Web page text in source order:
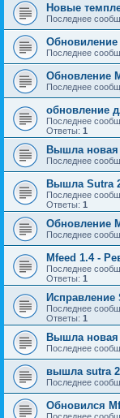
Новые
Последнее
Обновиление
Последнее
Обновление
Последнее
обновление
Последнее
Ответы: 1
Вышла новая
Последнее
Вышла Sutra
Последнее
Ответы: 1
Обновление
Последнее
Mfeed 1.4 -
Последнее
Ответы: 1
Исправление
Последнее
Ответы: 1
Вышла новая
Последнее
вышла sutra
Последнее
Обновился
Последнее